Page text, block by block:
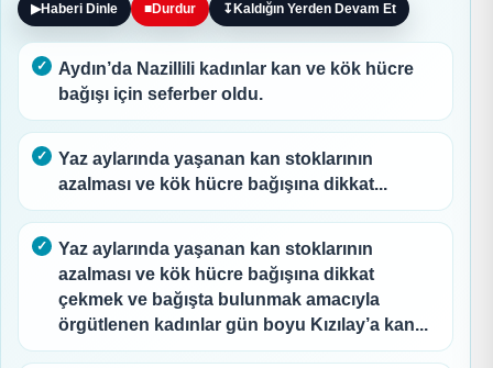
▶Haberi Dinle ■Durdur ↧ Kaldığın Yerden Devam Et
Aydın’da Nazillili kadınlar kan ve kök hücre
bağışı için seferber oldu.
Yaz aylarında yaşanan kan stoklarının
azalması ve kök hücre bağışına dikkat...
Yaz aylarında yaşanan kan stoklarının
azalması ve kök hücre bağışına dikkat
çekmek ve bağışta bulunmak amacıyla
örgütlenen kadınlar gün boyu Kızılay’a kan...